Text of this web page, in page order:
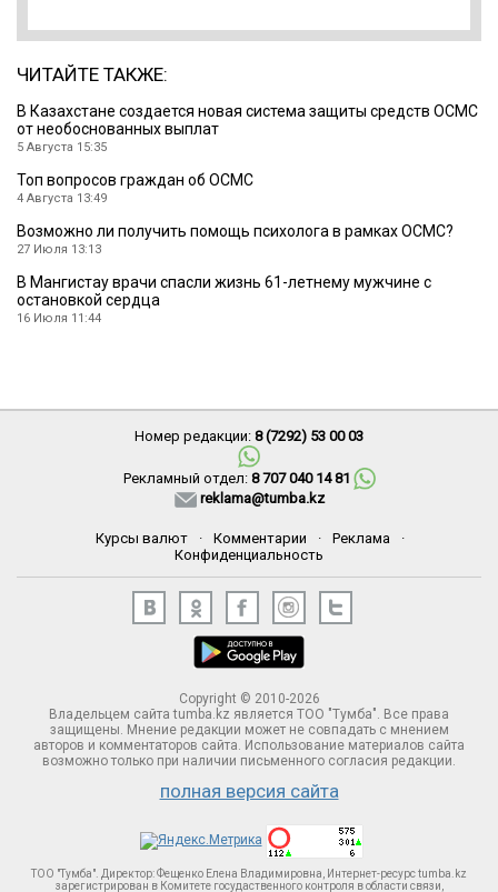
ЧИТАЙТЕ ТАКЖЕ:
В Казахстане создается новая система защиты средств ОСМС
от необоснованных выплат
5 Августа 15:35
Топ вопросов граждан об ОСМС
4 Августа 13:49
Возможно ли получить помощь психолога в рамках ОСМС?
27 Июля 13:13
В Мангистау врачи спасли жизнь 61-летнему мужчине с
остановкой сердца
16 Июля 11:44
Номер редакции: 8 (7292) 53 00 03
Рекламный отдел: 8 707 040 14 81
reklama@tumba.kz
Курсы валют · Комментарии · Реклама
·
Конфиденциальность
Copyright © 2010-2026
Владельцем сайта tumba.kz является ТОО "Тумба". Все права
защищены. Мнение редакции может не совпадать с мнением
авторов и комментаторов сайта. Использование материалов сайта
возможно только при наличии письменного согласия редакции.
полная версия сайта
ТОО "Тумба". Директор: Фещенко Елена Владимировна, Интернет-ресурс tumba.kz
зарегистрирован в Комитете госудаственного контроля в области связи,